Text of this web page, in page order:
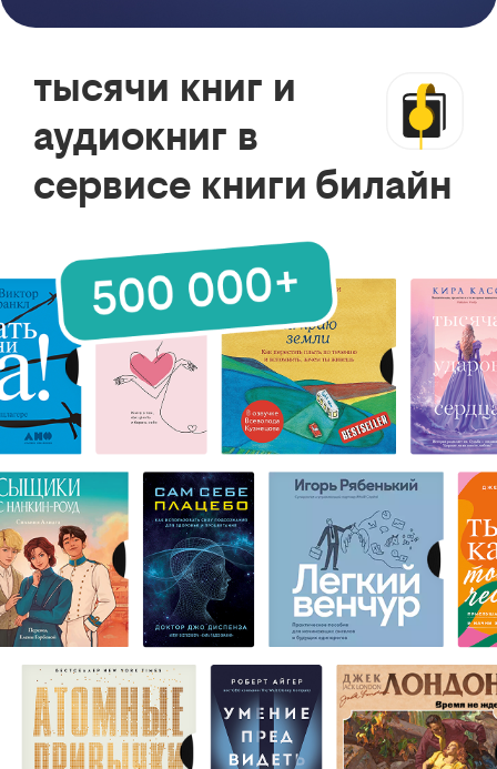
тысячи книг и
аудиокниг в
сервисе книги билайн